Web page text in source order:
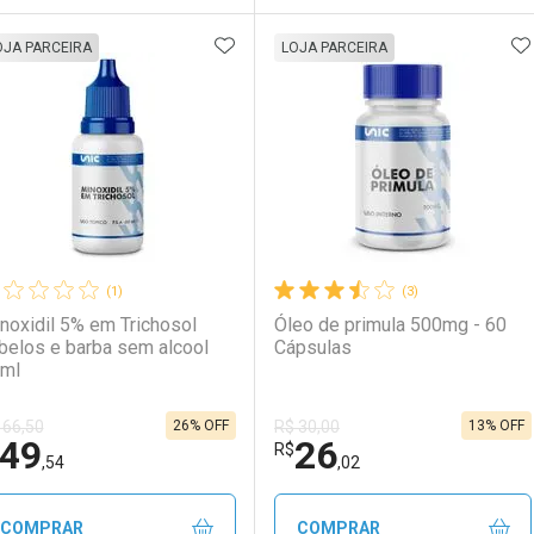
FECHAR
Ativar Desconto
Comprar sem Desconto
FECHAR
Menos
Comprar sem Desconto
Laboratório
Ativar Desconto
Comprar sem Desconto
Por Menos
Comprar sem Desconto
(1)
5% em Trichosol
e barba sem alcool
PARCEIRA
49,54
26% OFF
ADICIONAR AOS FAVORITOS
COMPRAR
(3)
Óleo de primula 500mg - 60
Cápsulas
LOJA PARCEIRA
R$ 30,00
R$26,02
13% OFF
COMPRAR